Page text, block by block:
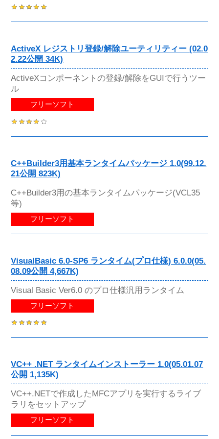
ActiveX レジストリ登録/解除ユーティリティー (02.0
2.22公開 34K)
ActiveXコンポーネントの登録/解除をGUIで行うツー
ル
フリーソフト
C++Builder3用基本ランタイムパッケージ 1.0(99.12.
21公開 823K)
C++Builder3用の基本ランタイムパッケージ(VCL35
等)
フリーソフト
VisualBasic 6.0-SP6 ランタイム(プロ仕様) 6.0.0(05.
08.09公開 4,667K)
Visual Basic Ver6.0 のプロ仕様汎用ランタイム
フリーソフト
VC++ .NET ランタイムインストーラー 1.0(05.01.07
公開 1,135K)
VC++.NETで作成したMFCアプリを実行するライブ
ラリをセットアップ
フリーソフト